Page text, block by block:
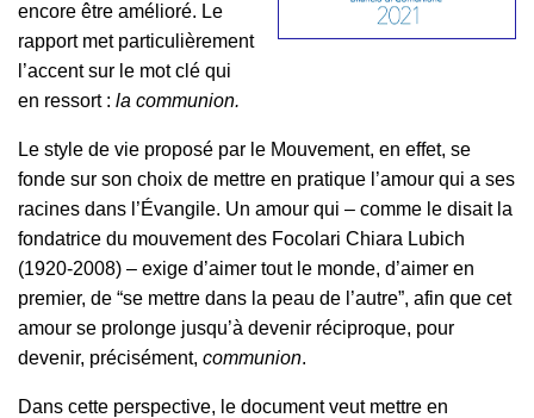
encore être amélioré. Le
rapport met particulièrement
l’accent sur le mot clé qui
en ressort : la communion.
Le style de vie proposé par le Mouvement, en effet, se
fonde sur son choix de mettre en pratique l’amour qui a ses
racines dans l’Évangile. Un amour qui – comme le disait la
fondatrice du mouvement des Focolari Chiara Lubich
(1920-2008) – exige d’aimer tout le monde, d’aimer en
premier, de “se mettre dans la peau de l’autre”, afin que cet
amour se prolonge jusqu’à devenir réciproque, pour
devenir, précisément, communion.
Dans cette perspective, le document veut mettre en